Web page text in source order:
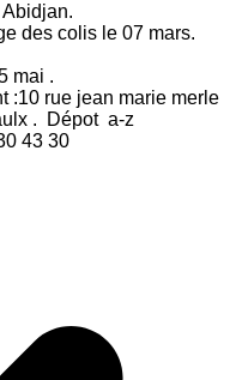
des colis le 07 mars.
mai .
:10 rue jean marie merle
. Dépot a-z
43 30